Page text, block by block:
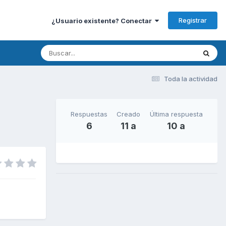
¿Usuario existente? Conectar Registrar
Toda la actividad
Respuestas
6
Creado
11 a
Última respuesta
10 a